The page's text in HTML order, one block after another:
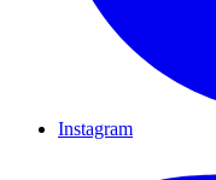
Instagram